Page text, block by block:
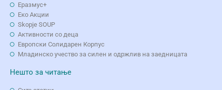
Еразмус+
Еко Aкции
Skopje SOUP
Активности со деца
Европски Солидарен Корпус
Младинско учество за силен и одржлив на заедницата
Нешто за читање